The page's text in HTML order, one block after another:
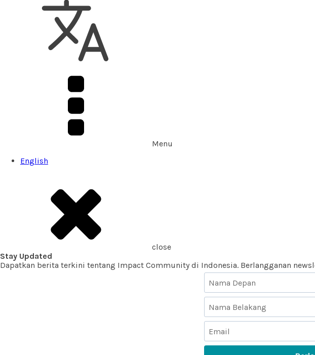
Menu
English
close
Stay Updated
Dapatkan berita terkini tentang Impact Community di Indonesia. Berlangganan